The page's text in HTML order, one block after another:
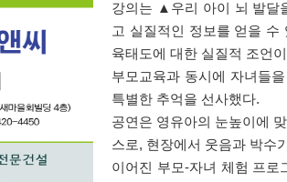
강의는 ▲ 우리 아이 뇌 발달
고 실질적인 정보를 얻을 수
육태도에 대한 실질적 조언
부모교육과 동시에 자녀들
특별한 추억을 선사했다.
공연은 영유아의 눈높이에
스로, 현장에서 웃음과 박수
이어진 부모-자녀 체험 프로